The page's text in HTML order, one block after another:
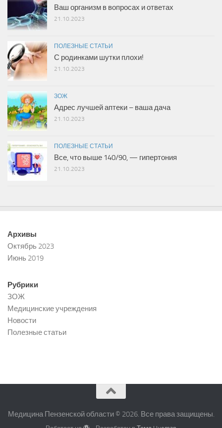
Ваш организм в вопросах и ответах
21.10.2023
ПОЛЕЗНЫЕ СТАТЬИ
С родинками шутки плохи!
21.10.2023
ЗОЖ
Адрес лучшей аптеки – ваша дача
21.10.2023
ПОЛЕЗНЫЕ СТАТЬИ
Все, что выше 140/90, — гипертония
21.10.2023
Архивы
Октябрь 2023
Июнь 2019
Рубрики
ЗОЖ
Медицинские учреждения
Новости
Полезные статьи
Медицина Пензенской области © 2026. Все права защищены.